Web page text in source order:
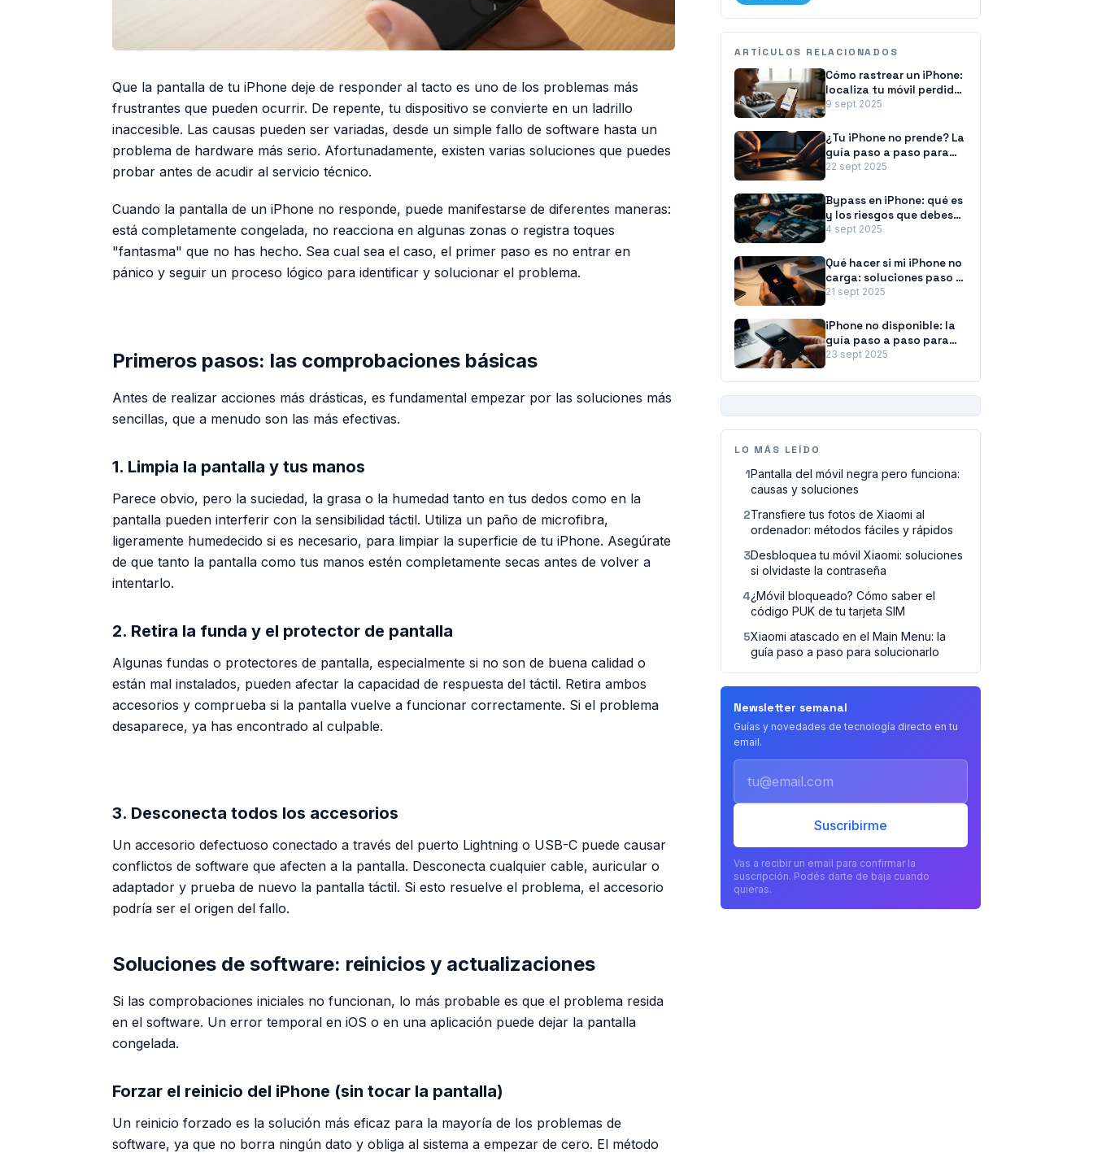
Que la pantalla de tu iPhone deje de responder al tacto es uno de los problemas más
frustrantes que pueden ocurrir. De repente, tu dispositivo se convierte en un ladrillo
inaccesible. Las causas pueden ser variadas, desde un simple fallo de software hasta un
problema de hardware más serio. Afortunadamente, existen varias soluciones que puedes
probar antes de acudir al servicio técnico.
Cuando la pantalla de un iPhone no responde, puede manifestarse de diferentes maneras:
está completamente congelada, no reacciona en algunas zonas o registra toques
"fantasma" que no has hecho. Sea cual sea el caso, el primer paso es no entrar en
pánico y seguir un proceso lógico para identificar y solucionar el problema.
Primeros pasos: las comprobaciones básicas
Antes de realizar acciones más drásticas, es fundamental empezar por las soluciones más
sencillas, que a menudo son las más efectivas.
1. Limpia la pantalla y tus manos
Parece obvio, pero la suciedad, la grasa o la humedad tanto en tus dedos como en la
pantalla pueden interferir con la sensibilidad táctil. Utiliza un paño de microfibra,
ligeramente humedecido si es necesario, para limpiar la superficie de tu iPhone. Asegúrate
de que tanto la pantalla como tus manos estén completamente secas antes de volver a
intentarlo.
2. Retira la funda y el protector de pantalla
Algunas fundas o protectores de pantalla, especialmente si no son de buena calidad o
están mal instalados, pueden afectar la capacidad de respuesta del táctil. Retira ambos
accesorios y comprueba si la pantalla vuelve a funcionar correctamente. Si el problema
desaparece, ya has encontrado al culpable.
3. Desconecta todos los accesorios
Un accesorio defectuoso conectado a través del puerto Lightning o USB-C puede causar
conflictos de software que afecten a la pantalla. Desconecta cualquier cable, auricular o
adaptador y prueba de nuevo la pantalla táctil. Si esto resuelve el problema, el accesorio
podría ser el origen del fallo.
Soluciones de software: reinicios y actualizaciones
Si las comprobaciones iniciales no funcionan, lo más probable es que el problema resida
en el software. Un error temporal en iOS o en una aplicación puede dejar la pantalla
congelada.
Forzar el reinicio del iPhone (sin tocar la pantalla)
Un reinicio forzado es la solución más eficaz para la mayoría de los problemas de
software, ya que no borra ningún dato y obliga al sistema a empezar de cero. El método
ARTÍCULOS RELACIONADOS
Cómo rastrear un iPhone:
localiza tu móvil perdido
o apagado
9 sept 2025
¿Tu iPhone no prende? La
guía paso a paso para
revivirlo
22 sept 2025
Bypass en iPhone: qué es
y los riesgos que debes
conocer
4 sept 2025
Qué hacer si mi iPhone no
carga: soluciones paso a
paso
21 sept 2025
iPhone no disponible: la
guía paso a paso para
recuperar tu móvil
23 sept 2025
LO MÁS LEÍDO
1Pantalla del móvil negra pero funciona:
causas y soluciones
2Transfiere tus fotos de Xiaomi al
ordenador: métodos fáciles y rápidos
3Desbloquea tu móvil Xiaomi: soluciones
si olvidaste la contraseña
4¿Móvil bloqueado? Cómo saber el
código PUK de tu tarjeta SIM
5Xiaomi atascado en el Main Menu: la
guía paso a paso para solucionarlo
Newsletter semanal
Guías y novedades de tecnología directo en tu
email.
Suscribirme
Vas a recibir un email para confirmar la
suscripción. Podés darte de baja cuando
quieras.